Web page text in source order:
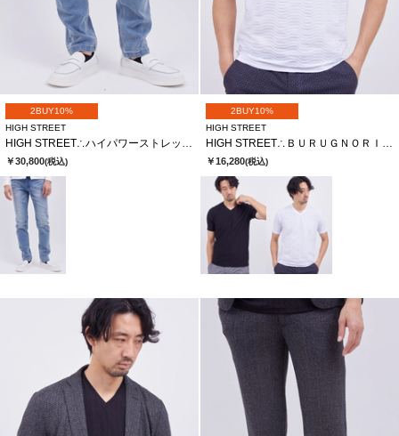
2BUY10%
HIGH STREET
HIGH STREET∴ハイパワーストレッチスリムテーパードデニム
￥30,800(税込)
2BUY10%
HIGH STREET
HIGH STREET∴ＢＵＲＵＧＮＯＲＩウェーブタックＶＮハンソデＴＣＳ
￥16,280(税込)